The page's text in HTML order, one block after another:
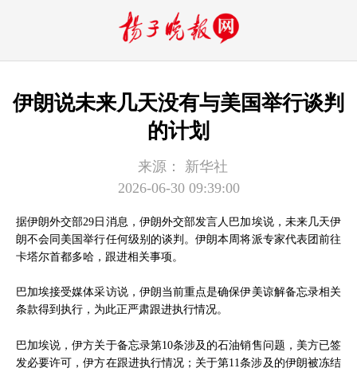
伊朗说未来几天没有与美国举行谈判
的计划
来源：
新华社
2026-06-30 09:39:00
据伊朗外交部29日消息，伊朗外交部发言人巴加埃说，未来几天伊
朗不会同美国举行任何级别的谈判。伊朗本周将派专家代表团前往
卡塔尔首都多哈，跟进相关事项。
巴加埃接受媒体采访说，伊朗当前重点是确保伊美谅解备忘录相关
条款得到执行，为此正严肃跟进执行情况。
巴加埃说，伊方关于备忘录第10条涉及的石油销售问题，美方已签
发必要许可，伊方在跟进执行情况；关于第11条涉及的伊朗被冻结